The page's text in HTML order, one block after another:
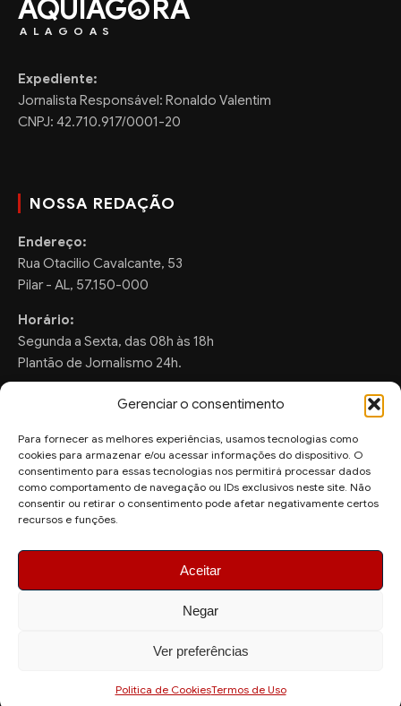
Gerenciar o consentimento
Para fornecer as melhores experiências, usamos tecnologias como
cookies para armazenar e/ou acessar informações do dispositivo. O
consentimento para essas tecnologias nos permitirá processar dados
como comportamento de navegação ou IDs exclusivos neste site. Não
consentir ou retirar o consentimento pode afetar negativamente certos
recursos e funções.
Aceitar
Negar
Ver preferências
Politica de CookiesTermos de Uso
AQUIAG RA
ALAGOAS
Expediente:
Jornalista Responsável: Ronaldo Valentim
CNPJ: 42.710.917/0001-20
NOSSA REDAÇÃO
Endereço:
Rua Otacilio Cavalcante, 53
Pilar - AL, 57.150-000
Horário:
Segunda a Sexta, das 08h às 18h
Plantão de Jornalismo 24h.
FALE CONOSCO
Sugestões de Pauta:
ronaldo.valentim150@gmail.com
© 2026 AquiAgora - Todos os direitos reservados.